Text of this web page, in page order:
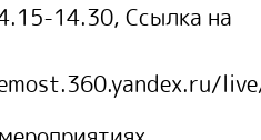
14.30, Ссылка на